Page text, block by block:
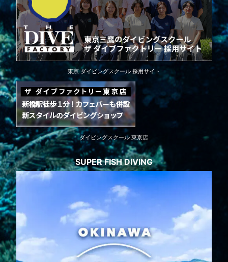
東京 ダイビングスクール 採用サイト
ダイビングスクール 東京店
SUPER FISH DIVING